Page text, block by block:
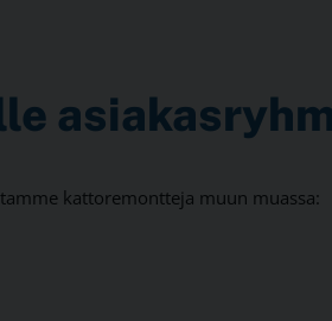
kattoremontteja muun muassa: